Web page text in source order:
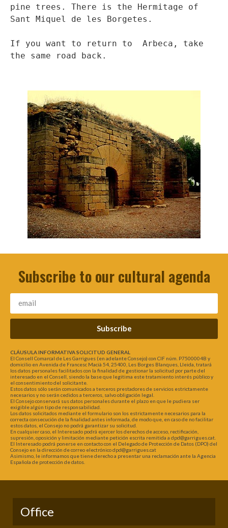
pine trees. There is the Hermitage of
Sant Miquel de les Borgetes.
If you want to return to  Arbeca, take
the same road back.
Subscribe to our cultural agenda
Subscribe
CLÁUSULA INFORMATIVA SOLICITUD GENERAL
El Consell Comarcal de Les Garrigues (en adelante Consejo) con CIF núm. P7500004B y
domicilio en Avenida de Francesc Macià 54, 25400, Les Borges Blanques, Lleida, tratará
los datos personales facilitados con la finalidad de gestionar la solicitud por parte del
interesado en el Consell, siendo la base que legitima este tratamiento interés público y
el consentimiento del solicitante.
Estos datos sólo serán comunicados a terceros prestadores de servicios estrictamente
necesarios y no serán cedidos a terceros, salvo obligación legal.
El Consejo conservará sus datos personales durante el plazo en que le pudiera ser
exigible algún tipo de responsabilidad.
Los datos solicitados mediante el formulario son los estrictamente necesarios para la
correcta consecución de la finalidad antes informada, de modo que, en caso de no facilitar
estos datos, el Consejo no podrá garantizar su solicitud.
En cualquier caso, el Interesado podrá ejercer los derechos de acceso, rectificación,
supresión, oposición y limitación mediante petición escrita remitida a dpd@garrigues.cat.
El Interesado podrá ponerse en contacto con el Delegado de Protección de Datos (DPO) del
Consejo en la dirección de correo electrónico dpd@garrigues.cat
Asimismo, le informamos que tiene derecho a presentar una reclamación ante la Agencia
Española de protección de datos.
Office